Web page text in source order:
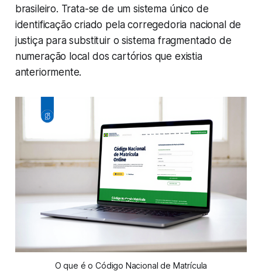
brasileiro. Trata-se de um sistema único de
identificação criado pela corregedoria nacional de
justiça para substituir o sistema fragmentado de
numeração local dos cartórios que existia
anteriormente.
O que é o Código Nacional de Matrícula